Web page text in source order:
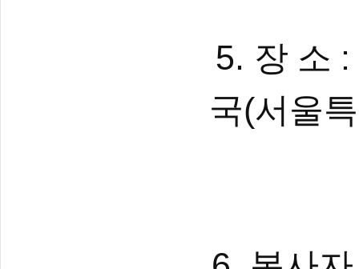
5. 장 소 :
국(서울